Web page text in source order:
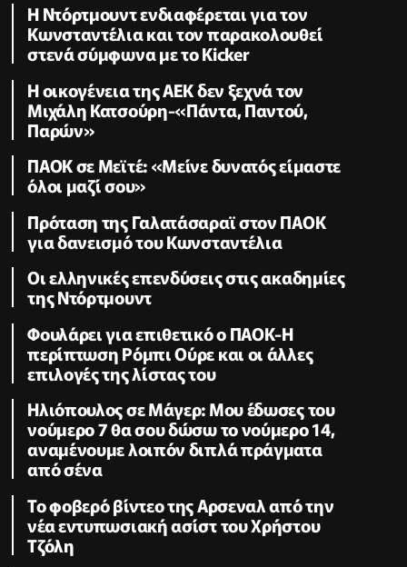
Η Ντόρτμουντ ενδιαφέρεται για τον
Κωνσταντέλια και τον παρακολουθεί
στενά σύμφωνα με το Kicker
Η οικογένεια της ΑΕΚ δεν ξεχνά τον
Μιχάλη Κατσούρη-«Πάντα, Παντού,
Παρών»
ΠΑΟΚ σε Μεϊτέ: «Μείνε δυνατός είμαστε
όλοι μαζί σου»
Πρόταση της Γαλατάσαραϊ στον ΠΑΟΚ
για δανεισμό του Κωνσταντέλια
Οι ελληνικές επενδύσεις στις ακαδημίες
της Ντόρτμουντ
Φουλάρει για επιθετικό ο ΠΑΟΚ-Η
περίπτωση Ρόμπι Ούρε και οι άλλες
επιλογές της λίστας του
Ηλιόπουλος σε Μάγερ: Μου έδωσες του
νούμερο 7 θα σου δώσω το νούμερο 14,
αναμένουμε λοιπόν διπλά πράγματα
από σένα
Το φοβερό βίντεο της Αρσεναλ από την
νέα εντυπωσιακή ασίστ του Χρήστου
Τζόλη